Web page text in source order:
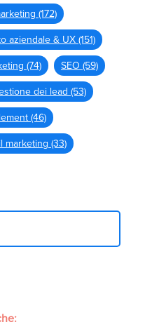
(172)
aziendale & UX (151)
(74) SEO (59)
dei lead (53)
(46)
marketing (33)